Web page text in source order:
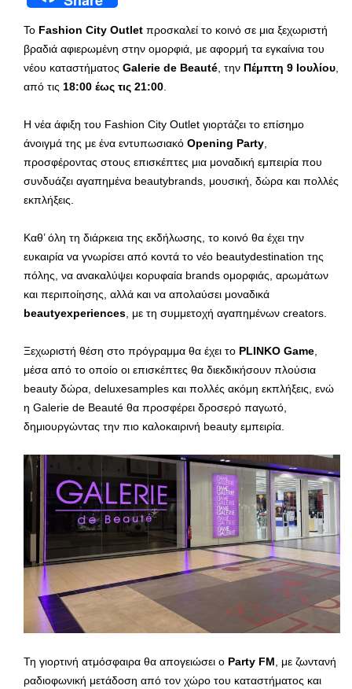
Το Fashion City Outlet προσκαλεί το κοινό σε μια ξεχωριστή
βραδιά αφιερωμένη στην ομορφιά, με αφορμή τα εγκαίνια του
νέου καταστήματος Galerie de Beauté , την Πέμπτη 9 Ιουλίου
από τις 18:00 έως τις 21:00
Η νέα άφιξη του Fashion City Outlet γιορτάζει το επίσημο
άνοιγμά της με ένα εντυπωσιακό Opening Party
προσφέροντας στους επισκέπτες μια μοναδική εμπειρία που
συνδυάζει αγαπημένα beautybrands, μουσική, δώρα και πολλές
εκπλήξεις.
Καθ’ όλη τη διάρκεια της εκδήλωσης, το κοινό θα έχει την
ευκαιρία να γνωρίσει από κοντά το νέο beautydestination της
πόλης, να ανακαλύψει κορυφαία brands ομορφιάς, αρωμάτων
και περιποίησης, αλλά και να απολαύσει μοναδικά
beautyexperiences , με τη συμμετοχή αγαπημένων creators.
Ξεχωριστή θέση στο πρόγραμμα θα έχει το PLINKO Game
μέσα από το οποίο οι επισκέπτες θα διεκδικήσουν πλούσια
beauty δώρα, deluxesamples και πολλές ακόμη εκπλήξεις, ενώ
η Galerie de Beauté θα προσφέρει δροσερό παγωτό,
δημιουργώντας την πιο καλοκαιρινή beauty εμπειρία.
Τη γιορτινή ατμόσφαιρα θα απογειώσει ο Party FM , με ζωντανή
ραδιοφωνική μετάδοση από τον χώρο του καταστήματος και